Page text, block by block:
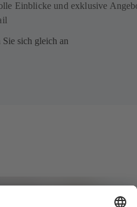
Einblicke und exklusive
Sie sich gleich an